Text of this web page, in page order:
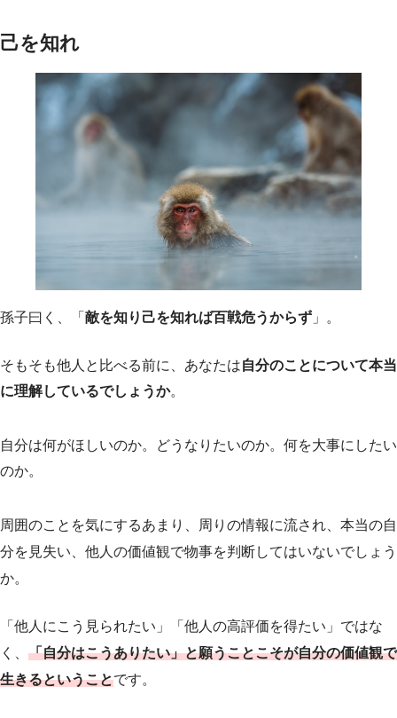
己を知れ
孫子曰く、「 敵を知り己を知れば百戦危うからず 」。
そもそも他人と比べる前に、あなたは自分のことについて本当
に理解しているでしょうか。
自分は何がほしいのか。どうなりたいのか。何を大事にしたい
のか。
周囲のことを気にするあまり、周りの情報に流され、本当の自
分を見失い、他人の価値観で物事を判断してはいないでしょう
か。
「他人にこう見られたい」「他人の高評価を得たい」ではな
く、 「自分はこうありたい」と願うことこそが自分の価値観で
生きるということです。